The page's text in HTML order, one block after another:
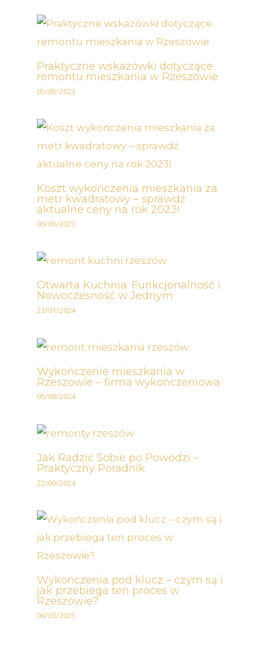
Praktyczne wskazówki dotyczące
remontu mieszkania w Rzeszowie
05/05/2023
Koszt wykończenia mieszkania za
metr kwadratowy – sprawdź
aktualne ceny na rok 2023!
06/06/2023
Otwarta Kuchnia: Funkcjonalność i
Nowoczesność w Jednym
23/01/2024
Wykończenie mieszkania w
Rzeszowie – firma wykończeniowa
05/08/2024
Jak Radzić Sobie po Powodzi –
Praktyczny Poradnik
22/09/2024
Wykończenia pod klucz – czym są i
jak przebiega ten proces w
Rzeszowie?
06/03/2025